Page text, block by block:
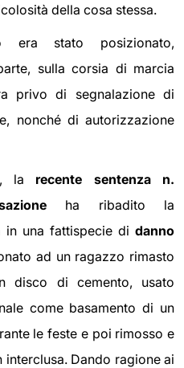
della cosa stessa.
stato posizionato,
sulla corsia di marcia
privo di segnalazione di
nonché di autorizzazione
la recente sentenza n.
ha ribadito la
in una fattispecie di danno
ad un ragazzo rimasto
disco di cemento, usato
come basamento di un
le feste e poi rimosso e
Dando ragione ai